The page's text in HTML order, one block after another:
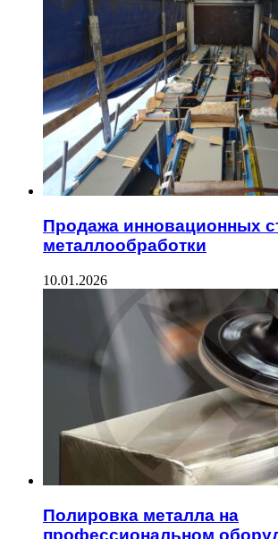
Продажа инновационных
металлообработки
10.01.2026
Полировка металла на
профессиональном